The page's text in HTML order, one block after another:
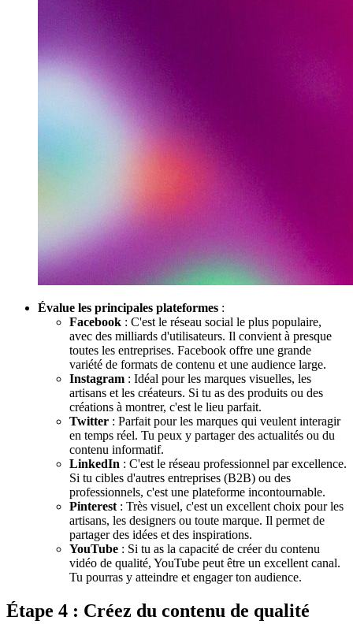
Évalue les principales plateformes :
Facebook : C'est le réseau social le plus populaire,
avec des milliards d'utilisateurs. Il convient à presque
toutes les entreprises. Facebook offre une grande
variété de formats de contenu et une audience large.
Instagram : Idéal pour les marques visuelles, les
artisans et les créateurs. Si tu as des produits ou des
créations à montrer, c'est le lieu parfait.
Twitter : Parfait pour les marques qui veulent interagir
en temps réel. Tu peux y partager des actualités ou du
contenu informatif.
LinkedIn : C'est le réseau professionnel par excellence.
Si tu cibles d'autres entreprises (B2B) ou des
professionnels, c'est une plateforme incontournable.
Pinterest : Très visuel, c'est un excellent choix pour les
artisans, les designers ou toute marque. Il permet de
partager des idées et des inspirations.
YouTube : Si tu as la capacité de créer du contenu
vidéo de qualité, YouTube peut être un excellent canal.
Tu pourras y atteindre et engager ton audience.
Étape 4 : Créez du contenu de qualité